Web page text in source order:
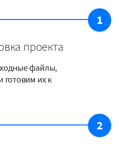
1
проекта
файлы,
готовим их к
2